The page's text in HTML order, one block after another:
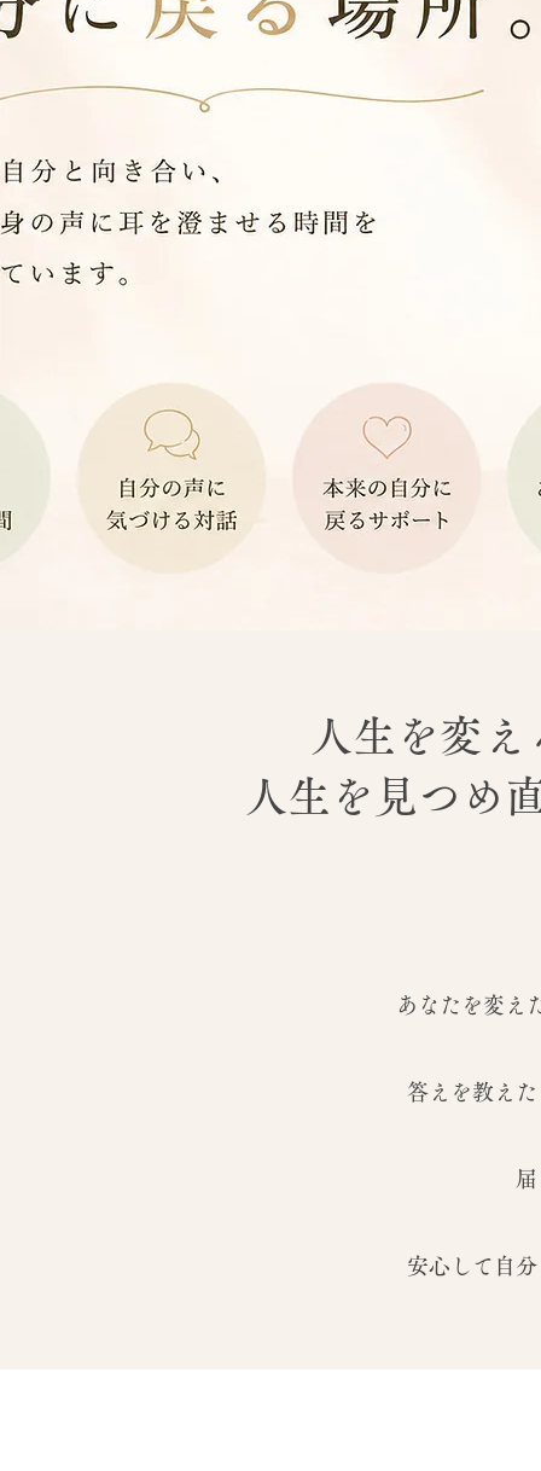
人生を変
人生を見つめ
あなたを変え
答えを教え
安心して自